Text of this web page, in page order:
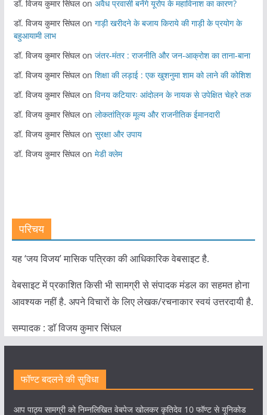
डॉ. विजय कुमार सिंघलon अवैध प्रवासी बनेंगे यूरोप के महाविनाश का कारण?
डॉ. विजय कुमार सिंघलon गाड़ी खरीदने के बजाय किराये की गाड़ी के प्रयोग के
बहुआयामी लाभ
डॉ. विजय कुमार सिंघलon जंतर-मंतर : राजनीति और जन-आक्रोश का ताना-बाना
डॉ. विजय कुमार सिंघलon शिक्षा की लड़ाई : एक खुशनुमा शाम को लाने की कोशिश
डॉ. विजय कुमार सिंघलon विनय कटियारः आंदोलन के नायक से उपेक्षित चेहरे तक
डॉ. विजय कुमार सिंघलon लोकतांत्रिक मूल्य और राजनीतिक ईमानदारी
डॉ. विजय कुमार सिंघलon सुरक्षा और उपाय
डॉ. विजय कुमार सिंघलon मेडी क्लेम
परिचय
यह ‘जय विजय’ मासिक पत्रिका की आधिकारिक वेबसाइट है.
वेबसाइट में प्रकाशित किसी भी सामग्री से संपादक मंडल का सहमत होना
आवश्यक नहीं है. अपने विचारों के लिए लेखक/रचनाकार स्वयं उत्तरदायी है.
सम्पादक : डाॅ विजय कुमार सिंघल
फॉण्ट बदलने की सुविधा
आप पाठ्य सामग्री को निम्नलिखित वेबपेज खोलकर कृतिदेव 10 फॉण्ट से यूनिकोड